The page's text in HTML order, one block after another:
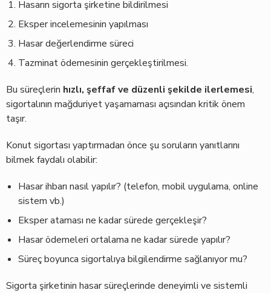
Hasarın sigorta şirketine bildirilmesi
Eksper incelemesinin yapılması
Hasar değerlendirme süreci
Tazminat ödemesinin gerçekleştirilmesi.
Bu süreçlerin hızlı, şeffaf ve düzenli şekilde ilerlemesi,
sigortalının mağduriyet yaşamaması açısından kritik önem
taşır.
Konut sigortası yaptırmadan önce şu soruların yanıtlarını
bilmek faydalı olabilir:
Hasar ihbarı nasıl yapılır? (telefon, mobil uygulama, online
sistem vb.)
Eksper ataması ne kadar sürede gerçekleşir?
Hasar ödemeleri ortalama ne kadar sürede yapılır?
Süreç boyunca sigortalıya bilgilendirme sağlanıyor mu?
Sigorta şirketinin hasar süreçlerinde deneyimli ve sistemli